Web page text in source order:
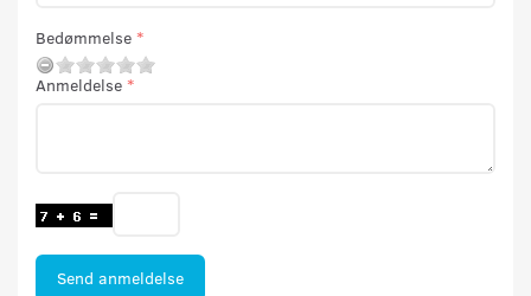
Bedømmelse
Anmeldelse
Send anmeldelse